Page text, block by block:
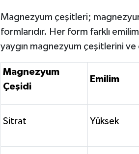
Magnezyum çeşitleri;
formlarıdır. Her form farklı
yaygın magnezyum çeşitlerini
Magnezyum
Çeşidi
Emilim
Sitrat Yüksek